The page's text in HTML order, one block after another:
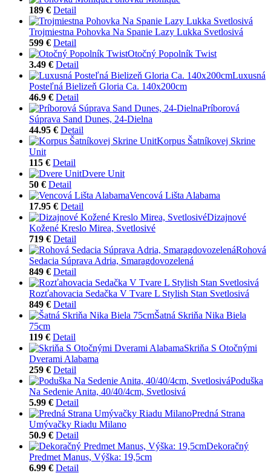
189 € Detail
Trojmiestna Pohovka Na Spanie Lazy Lukka Svetlosivá
599 € Detail
Otočný Popolník Twist
3.49 € Detail
Luxusná
Posteľná Bielizeň Gloria Ca. 140x200cm
46.9 € Detail
Príborová
Súprava Sand Dunes, 24-Dielna
44.95 € Detail
Korpus Šatníkovej Skrine
Unit
115 € Detail
Dvere Unit
50 € Detail
Vencová Lišta Alabama
17.95 € Detail
Dizajnové
Kožené Kreslo Mirea, Svetlosivé
719 € Detail
Rohová
Sedacia Súprava Adria, Smaragdovozelená
849 € Detail
Rozťahovacia Sedačka V Tvare L Stylish Stan Svetlosivá
849 € Detail
Šatná Skriňa Nika Biela
75cm
119 € Detail
Skriňa S Otočnými
Dverami Alabama
259 € Detail
Poduška
Na Sedenie Anita, 40/40/4cm, Svetlosivá
5.99 € Detail
Predná Strana
Umývačky Riadu Milano
50.9 € Detail
Dekoračný
Predmet Manus, Výška: 19,5cm
6.99 € Detail